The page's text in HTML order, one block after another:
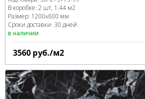
В коробке: 2 шт, 1.44 м2
Размер: 1200x600 мм
Сроки доставки: 30 дней
в наличии
3560 руб./м2